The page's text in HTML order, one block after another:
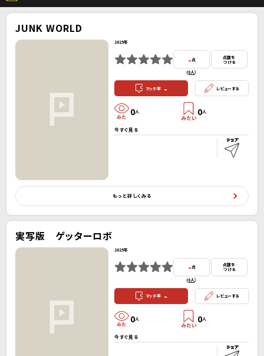
JUNK WORLD
2025年
- 点
(0人）
点数を
つける
マッチ率 - レビューする
0人 0人
今すぐ見る
もっと詳しくみる
実写版 ゲッターロボ
2025年
-点
(0人）
点数を
つける
マッチ率 - レビューする
0人 0人
今すぐ見る